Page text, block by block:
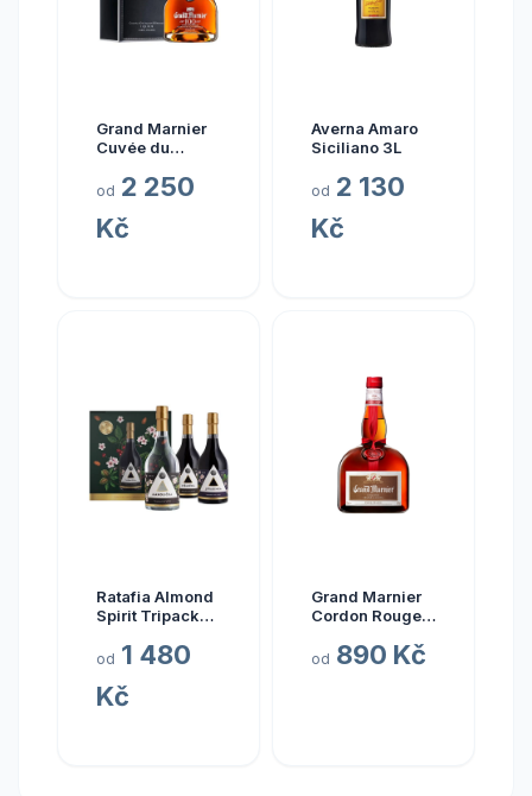
Grand Marnier
Cuvée du
od 2 250
Kč
Averna Amaro
Siciliano 3L
od 2 130
Kč
Ratafia Almond
Spirit Tripack
od 1 480
Kč
Grand Marnier
Cordon Rouge
od 890 Kč